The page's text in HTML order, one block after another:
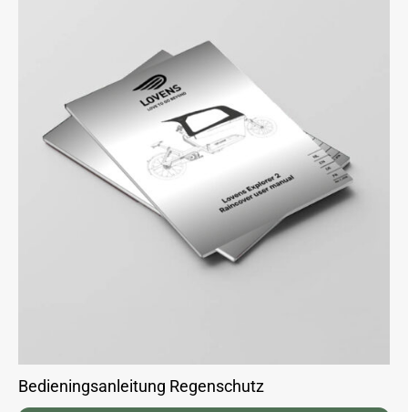
Bedieningsanleitung Regenschutz